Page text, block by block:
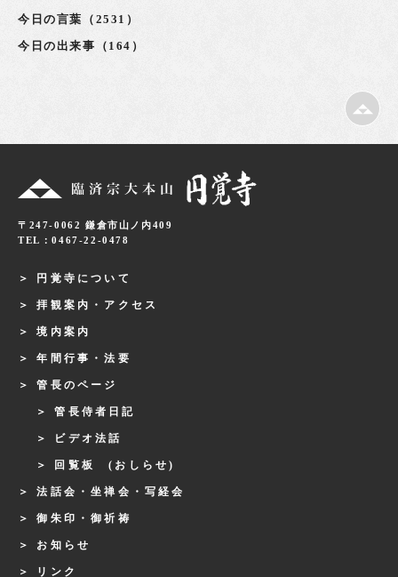
今日の言葉（2531）
今日の出来事（164）
〒247-0062 鎌倉市山ノ内409
TEL：0467-22-0478
円覚寺について
拝観案内・アクセス
境内案内
年間行事・法要
管長のページ
管長侍者日記
ビデオ法話
回覧板 (おしらせ)
法話会・坐禅会・写経会
御朱印・御祈祷
お知らせ
リンク